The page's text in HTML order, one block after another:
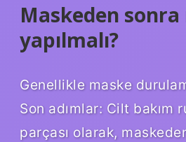
Maskeden sonra
yapılmalı?
Genellikle maske
Son adımlar: Cilt bakım
parçası olarak,